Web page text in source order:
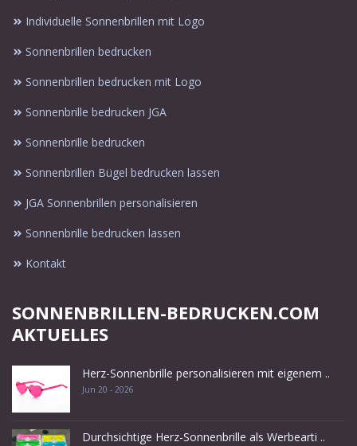
Individuelle Sonnenbrillen mit Logo
Sonnenbrillen bedrucken
Sonnenbrillen bedrucken mit Logo
Sonnenbrille bedrucken JGA
Sonnenbrille bedrucken
Sonnenbrillen Bügel bedrucken lassen
JGA Sonnenbrillen personalisieren
Sonnenbrille bedrucken lassen
Kontakt
SONNENBRILLEN-BEDRUCKEN.COM
AKTUELLES
Herz-Sonnenbrille personalisieren mit eigenem ..
Jun 20 - 2026
Durchsichtige Herz-Sonnenbrille als Werbearti ..